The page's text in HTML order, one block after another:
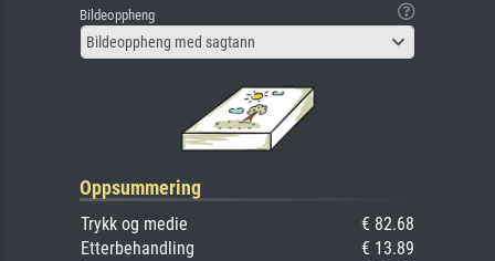
Bildeoppheng
Bildeoppheng med sagtann
Oppsummering
Trykk og medie
€ 82.68
Etterbehandling
€ 13.89